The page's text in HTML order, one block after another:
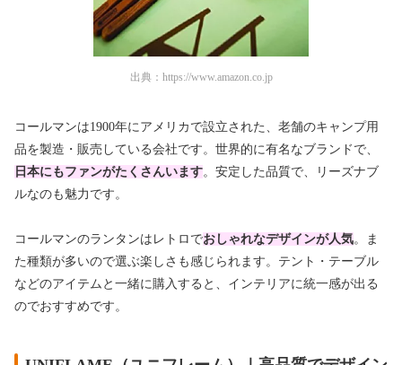
出典： https://www.amazon.co.jp
コールマンは1900年にアメリカで設立された、老舗のキャンプ用
品を製造・販売している会社です。世界的に有名なブランドで、
日本にもファンがたくさんいます。安定した品質で、リーズナブ
ルなのも魅力です。
コールマンのランタンはレトロでおしゃれなデザインが人気。ま
た種類が多いので選ぶ楽しさも感じられます。テント・テーブル
などのアイテムと一緒に購入すると、インテリアに統一感が出る
のでおすすめです。